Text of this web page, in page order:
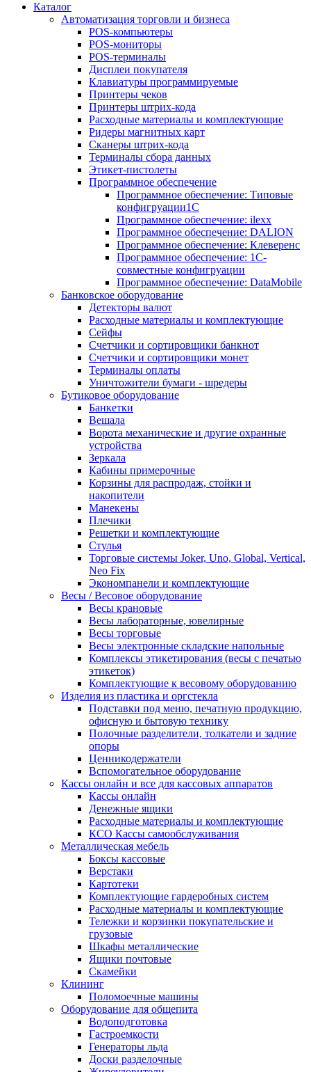
Каталог
Автоматизация торговли и бизнеса
POS-компьютеры
POS-мониторы
POS-терминалы
Дисплеи покупателя
Клавиатуры программируемые
Принтеры чеков
Принтеры штрих-кода
Расходные материалы и комплектующие
Ридеры магнитных карт
Сканеры штрих-кода
Терминалы сбора данных
Этикет-пистолеты
Программное обеспечение
Программное обеспечение: Типовые
конфигруации1С
Программное обеспечение: ilexx
Программное обеспечение: DALION
Программное обеспечение: Клеверенс
Программное обеспечение: 1С-
совместные конфигруации
Программное обеспечение: DataMobile
Банковское оборудование
Детекторы валют
Расходные материалы и комплектующие
Сейфы
Счетчики и сортировщики банкнот
Счетчики и сортировщики монет
Терминалы оплаты
Уничтожители бумаги - шредеры
Бутиковое оборудование
Банкетки
Вешала
Ворота механические и другие охранные
устройства
Зеркала
Кабины примерочные
Корзины для распродаж, стойки и
накопители
Манекены
Плечики
Решетки и комплектующие
Стулья
Торговые системы Joker, Uno, Global, Vertical,
Neo Fix
Экономпанели и комплектующие
Весы / Весовое оборудование
Весы крановые
Весы лабораторные, ювелирные
Весы торговые
Весы электронные складские напольные
Комплексы этикетирования (весы с печатью
этикеток)
Комплектующие к весовому оборудованию
Изделия из пластика и оргстекла
Подставки под меню, печатную продукцию,
офисную и бытовую технику
Полочные разделители, толкатели и задние
опоры
Ценникодержатели
Вспомогательное оборудование
Кассы онлайн и все для кассовых аппаратов
Кассы онлайн
Денежные ящики
Расходные материалы и комплектующие
КСО Кассы самообслуживания
Металлическая мебель
Боксы кассовые
Верстаки
Картотеки
Комплектующие гардеробных систем
Расходные материалы и комплектующие
Тележки и корзинки покупательские и
грузовые
Шкафы металлические
Ящики почтовые
Скамейки
Клининг
Поломоечные машины
Оборудование для общепита
Водоподготовка
Гастроемкости
Генераторы льда
Доски разделочные